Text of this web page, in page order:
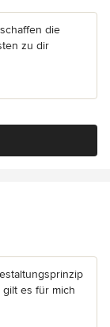
die
zu dir
es für mich